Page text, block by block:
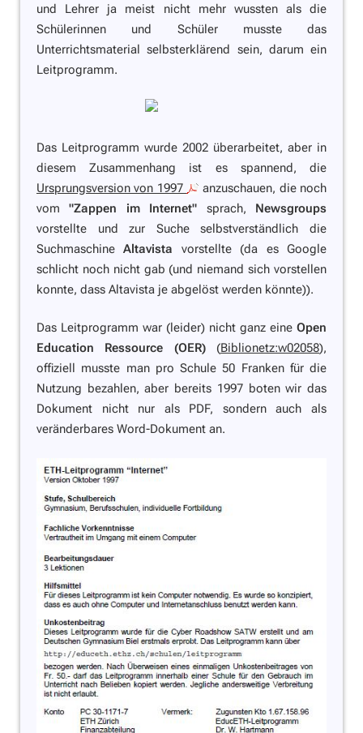
und Lehrer ja meist nicht mehr wussten als die
Schülerinnen und Schüler musste das
Unterrichtsmaterial selbsterklärend sein, darum ein
Leitprogramm.
Das Leitprogramm wurde 2002 überarbeitet, aber in
diesem Zusammenhang ist es spannend, die
Ursprungsversion von 1997
anzuschauen, die noch
vom"Zappen im Internet" sprach, Newsgroups
vorstellte und zur Suche selbstverständlich die
SuchmaschineAltavista vorstellte (da es Google
schlicht noch nicht gab (und niemand sich vorstellen
konnte, dass Altavista je abgelöst werden könnte)).
Das Leitprogramm war (leider) nicht ganz eine Open
Education Ressource (OER)(Biblionetz:w02058),
offiziell musste man pro Schule 50 Franken für die
Nutzung bezahlen, aber bereits 1997 boten wir das
Dokument nicht nur als PDF, sondern auch als
veränderbares Word-Dokument an.